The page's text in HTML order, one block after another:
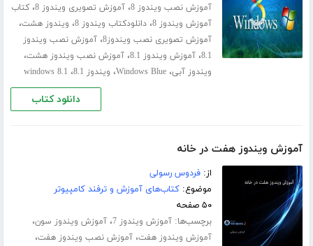
آموزش نصب ویندوز 8 ،آموزش تصویری ویندوز 8 ،کتاب
آموزش ویندوز 8 ،دانلودکتاب ویندوز 8 ، ویندوز هشت،
آموزش تصویری نصب ویندوز8 ،آموزش نصب ویندوز
8.1،آموزش ویندوز 8.1 ،آموزش نصب ویندوز هشت،
ویندوز آبی،Windows Blue، ویندوز 8.1 ، windows 8.1
دانلود کتاب
آموزش ویندوز هفت در خانه
از:فردوس رسولی
موضوع:کتاب‌های آموزش و ترفند کامپیوتر
۵۰ صفحه
برچسب‌ها:آموزش ویندوز 7 ،آموزش ویندوز سون،
آموزش ویندوز هفت،آموزش نصب ویندوز هفت،